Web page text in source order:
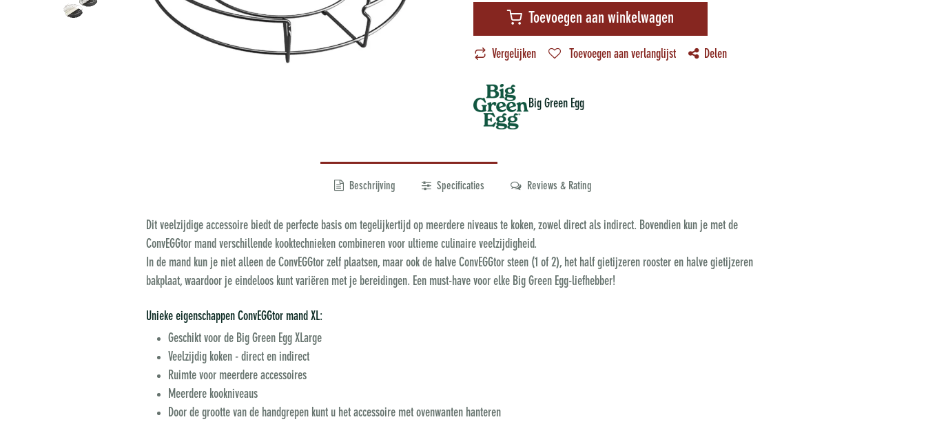
Toevoegen aan winkelwagen
Vergelijken Toevoegen aan verlanglijst Delen
Big Green Egg
Beschrijving Specificaties Reviews & Rating
Dit veelzijdige accessoire biedt de perfecte basis om tegelijkertijd op meerdere niveaus te koken, zowel direct als indirect. Bovendien kun je met de
ConvEGGtor mand verschillende kooktechnieken combineren voor ultieme culinaire veelzijdigheid.
In de mand kun je niet alleen de ConvEGGtor zelf plaatsen, maar ook de halve ConvEGGtor steen (1 of 2), het half gietijzeren rooster en halve gietijzeren
bakplaat, waardoor je eindeloos kunt variëren met je bereidingen. Een must-have voor elke Big Green Egg-liefhebber!
Unieke eigenschappen ConvEGGtor mand XL:
Geschikt voor de Big Green Egg XLarge
Veelzijdig koken - direct en indirect
Ruimte voor meerdere accessoires
Meerdere kookniveaus
Door de grootte van de handgrepen kunt u het accessoire met ovenwanten hanteren